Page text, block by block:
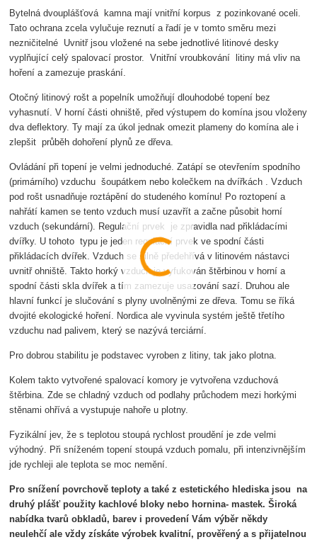
Bytelná dvouplášťová kamna mají vnitřní korpus z pozinkované oceli.
Tato ochrana zcela vylučuje reznutí a řadí je v tomto směru mezi
nezničitelné Uvnitř jsou vložené na sebe jednotlivé litinové desky
vyplňující celý spalovací prostor. Vnitřní vroubkování litiny má vliv na
hoření a zamezuje praskání.
Otočný litinový rošt a popelník umožňují dlouhodobé topení bez
vyhasnutí. V horní části ohniště, před výstupem do komína jsou vloženy
dva deflektory. Ty mají za úkol jednak omezit plameny do komína ale i
zlepšit průběh dohoření plynů ze dřeva.
Ovládání při topení je velmi jednoduché. Zatápí se otevřením spodního
(primárního) vzduchu šoupátkem nebo kolečkem na dvířkách . Vzduch
pod rošt usnadňuje roztápění do studeného komínu! Po roztopení a
nahřátí kamen se tento vzduch musí uzavřít a začne působit horní
vzduch (sekundární). Regulační prvek je zpravidla nad přikládacími
dvířky. U tohoto typu je jeden regulační prvek ve spodní části
přikládacích dvířek. Vzduch se silně předehřívá v litinovém nástavci
uvnitř ohniště. Takto horký vzduch je vyfukován štěrbinou v horní a
spodní části skla dvířek a tím zamezuje usazování sazí. Druhou ale
hlavní funkcí je slučování s plyny uvolněnými ze dřeva. Tomu se říká
dvojité ekologické hoření. Nordica ale vyvinula systém ještě třetího
vzduchu nad palivem, který se nazývá terciární.
Pro dobrou stabilitu je podstavec vyroben z litiny, tak jako plotna.
Kolem takto vytvořené spalovací komory je vytvořena vzduchová
štěrbina. Zde se chladný vzduch od podlahy průchodem mezi horkými
stěnami ohřívá a vystupuje nahoře u plotny.
Fyzikální jev, že s teplotou stoupá rychlost proudění je zde velmi
výhodný. Při sníženém topení stoupá vzduch pomalu, při intenzivnějším
jde rychleji ale teplota se moc nemění.
Pro snížení povrchově teploty a také z estetického hlediska jsou na
druhý plášť použity kachlové bloky nebo hornina- mastek. Široká
nabídka tvarů obkladů, barev i provedení Vám výběr někdy
neulehčí ale vždy získáte výrobek kvalitní, prověřený a s přijatelnou